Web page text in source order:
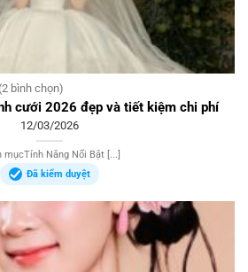
bình chọn)
cưới 2026 đẹp và tiết kiệm chi phí
12/03/2026
mụcTính Năng Nổi Bật [...]
Đã kiểm duyệt